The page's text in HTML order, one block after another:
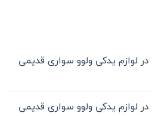
در لوازم یدکی ولوو سواری قدیمی
در لوازم یدکی ولوو سواری قدیمی